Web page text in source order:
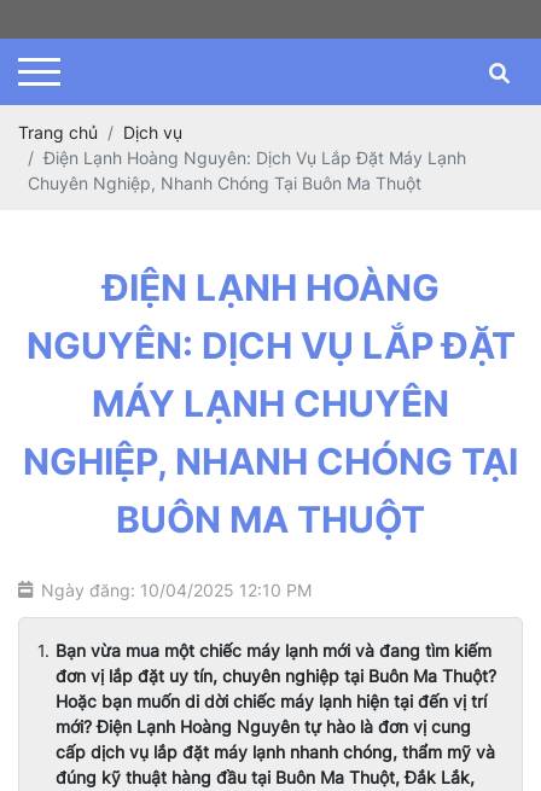
Trang chủ
Dịch vụ
Điện Lạnh Hoàng Nguyên: Dịch Vụ Lắp Đặt Máy Lạnh
Chuyên Nghiệp, Nhanh Chóng Tại Buôn Ma Thuột
ĐIỆN LẠNH HOÀNG
NGUYÊN: DỊCH VỤ LẮP ĐẶT
MÁY LẠNH CHUYÊN
NGHIỆP, NHANH CHÓNG TẠI
BUÔN MA THUỘT
Ngày đăng: 10/04/2025 12:10 PM
Bạn vừa mua một chiếc máy lạnh mới và đang tìm kiếm
đơn vị lắp đặt uy tín, chuyên nghiệp tại Buôn Ma Thuột?
Hoặc bạn muốn di dời chiếc máy lạnh hiện tại đến vị trí
mới? Điện Lạnh Hoàng Nguyên tự hào là đơn vị cung
cấp dịch vụ lắp đặt máy lạnh nhanh chóng, thẩm mỹ và
đúng kỹ thuật hàng đầu tại Buôn Ma Thuột, Đắk Lắk,